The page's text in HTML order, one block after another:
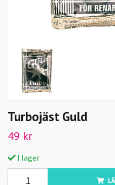
Turbojäst Guld
49 kr
I lager